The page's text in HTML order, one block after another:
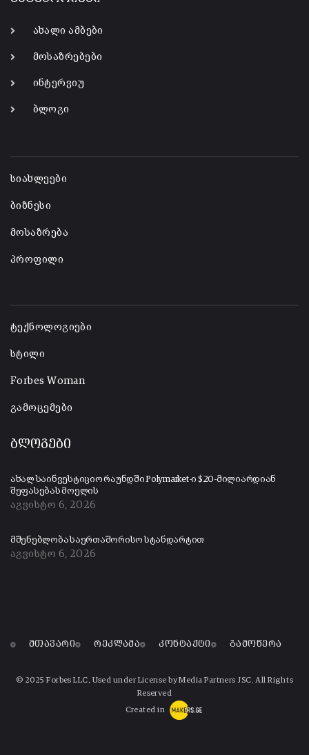
ახალი ამბები
მოსაზრებები
ინტერვიუ
ბლოგი
სიახლეები
ბიზნესი
მოსაზრება
პროფილი
ტექნოლოგიები
სტილი
Forbes Woman
გამოცემები
ბლოგები
ახალ საინვესტიციო რაუნდში Polymarket-ი $20-მილიარდიან
შეფასებას მოელის
აგვისტო 6, 2026
მშენებლობა საერთაშორისო სტანდარტით
აგვისტო 6, 2026
მთავარი რეკლამა კონტაქტი გამოწერა
© 2025 Forbes LLC, Used under License by Media Partners JSC. All Rights
Reserved
Created in